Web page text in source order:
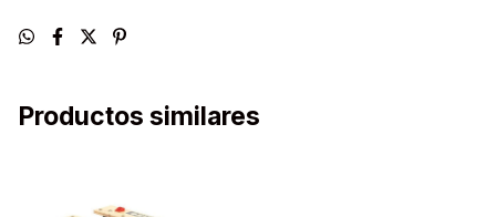
Productos similares